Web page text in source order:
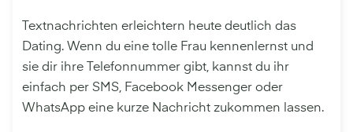
Textnachrichten erleichtern heute deutlich das
Dating. Wenn du eine tolle Frau kennenlernst und
sie dir ihre Telefonnummer gibt, kannst du ihr
einfach per SMS, Facebook Messenger oder
WhatsApp eine kurze Nachricht zukommen lassen.